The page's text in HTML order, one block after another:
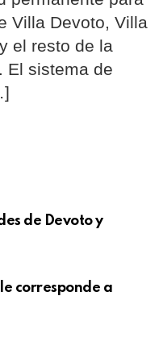
Villa Devoto, Villa
el resto de la
El sistema de
de Devoto y
corresponde a